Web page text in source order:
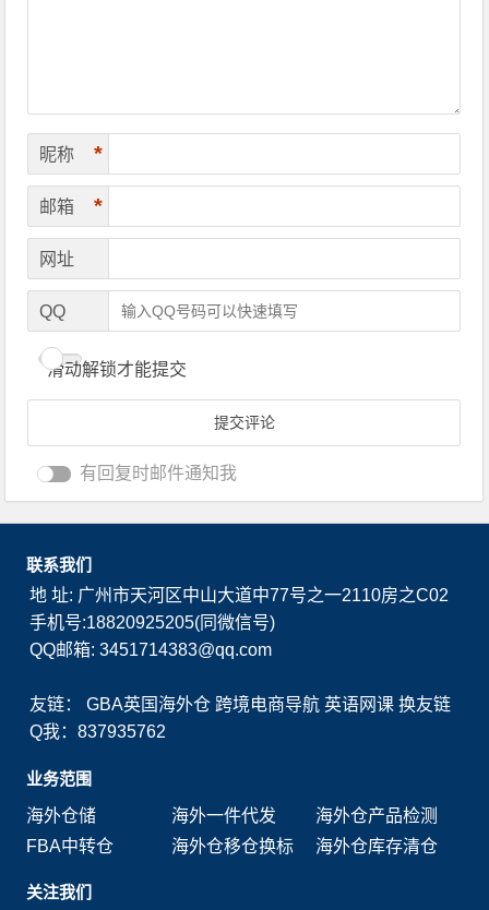
昵称 *
邮箱 *
网址
QQ
滑动解锁才能提交
有回复时邮件通知我
联系我们
地 址: 广州市天河区中山大道中77号之一2110房之C02
手机号:18820925205(同微信号)
QQ邮箱: 3451714383@qq.com
友链：GBA英国海外仓 跨境电商导航 英语网课 换友链
Q我：837935762
业务范围
海外仓储
海外一件代发
海外仓产品检测
FBA中转仓
海外仓移仓换标 海外仓库存清仓
关注我们